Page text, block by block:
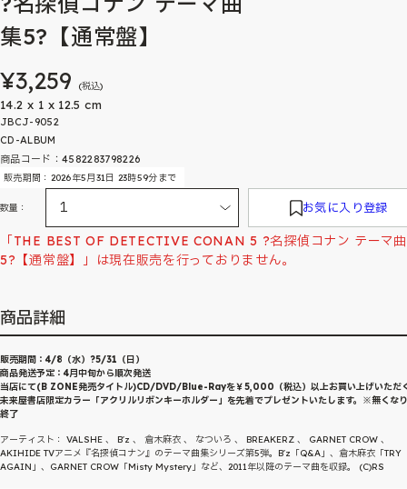
集5?【通常盤】
¥3,259 (税込)
14.2 x 1 x 12.5 cm
JBCJ-9052
CD-ALBUM
商品コード：4582283798226
販売期間：2026年5月31日 23時59分まで
数量： お気に入り登録
「THE BEST OF DETECTIVE CONAN 5 ?名探偵コナン テーマ
5?【通常盤】」は現在販売を行っておりません。
商品詳細
販売期間：4/8（水）?5/31（日）
商品発送予定：4月中旬から順次発送
当店にて(B ZONE発売タイトル)CD/DVD/Blue-Rayを￥5,000（税込）以上お買い上げいただ
未来屋書店限定カラー「アクリルリボンキーホルダー」を先着でプレゼントいたします。※無くな
終了
アーティスト： VALSHE 、 B'z 、 倉木麻衣 、 なついろ 、 BREAKERZ 、 GARNET CROW 、
AKIHIDE TVアニメ『名探偵コナン』のテーマ曲集シリーズ第5弾。B'z「Q&A」、倉木麻衣「TRY
AGAIN」、GARNET CROW「Misty Mystery」など、2011年以降のテーマ曲を収録。 (C)RS